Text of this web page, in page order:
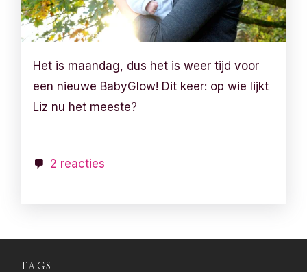
Het is maandag, dus het is weer tijd voor
een nieuwe BabyGlow! Dit keer: op wie lijkt
Liz nu het meeste?
2 reacties
TAGS